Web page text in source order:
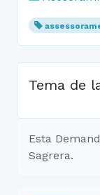
Tema de
Esta
Sagrera.